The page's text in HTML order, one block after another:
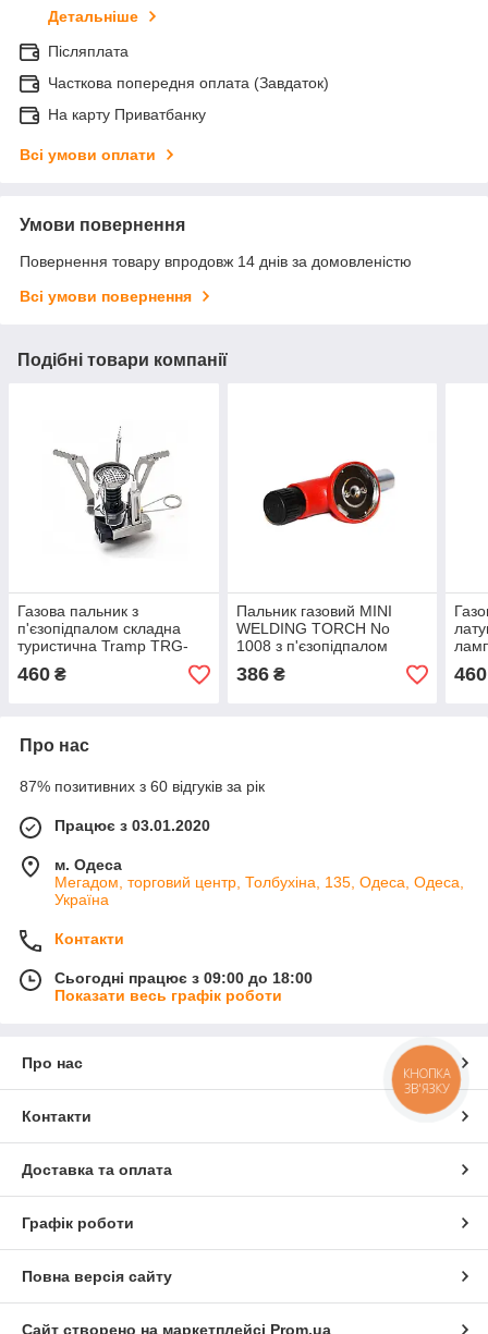
Детальніше
Післяплата
Часткова попередня оплата (Завдаток)
На карту Приватбанку
Всі умови оплати
Умови повернення
Повернення товару впродовж 14 днів за домовленістю
Всі умови повернення
Подібні товари компанії
Газова пальник з
п'єзопідпалом складна
туристична Tramp TRG-
009
460 ₴
Пальник газовий MINI
WELDING TORCH No
1008 з п'єзопідпалом
386₴ 460
Про нас
87% позитивних з 60 відгуків за рік
Працює з 03.01.2020
м. Одеса
Мегадом, торговий центр, Толбухіна, 135, Одеса, Одеса,
Україна
Контакти
Сьогодні працює з 09:00 до 18:00
Показати весь графік роботи
Про нас
Контакти
Доставка та оплата
Графік роботи
Повна версія сайту
Сайт створено на маркетплейсі Prom.ua
КНОПКА
ЗВ'ЯЗКУ